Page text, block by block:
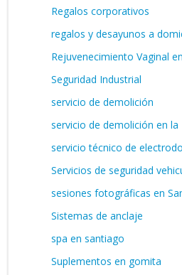
Regalos corporativos
regalos y desayunos a
Rejuvenecimiento Vaginal
Seguridad Industrial
servicio de demolición
servicio de demolición en la
servicio técnico de
Servicios de seguridad
sesiones fotográficas en
Sistemas de anclaje
spa en santiago
Suplementos en gomita